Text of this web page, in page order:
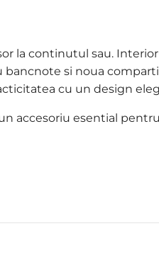
la continutul sau.
si noua
cu un design
accesoriu esential